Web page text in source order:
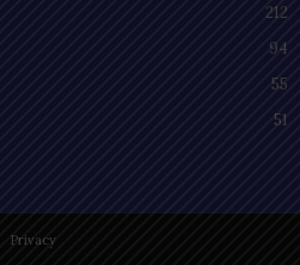
212
94
55
51
Privacy